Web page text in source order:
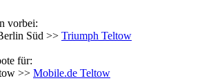
vorbei:
Süd >> Triumph Teltow
für:
>> Mobile.de Teltow